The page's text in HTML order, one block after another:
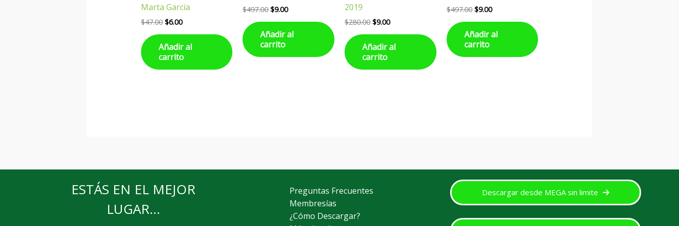
Marta García
$47.00 $6.00
Añadir al
carrito
$497.00 $9.00
Añadir al
carrito
2019
$280.00 $9.00
Añadir al
carrito
$497.00 $9.00
Añadir al
carrito
ESTÁS EN EL MEJOR
LUGAR...
Preguntas Frecuentes
Membresías
¿Cómo Descargar?
Descargar desde MEGA sin limite